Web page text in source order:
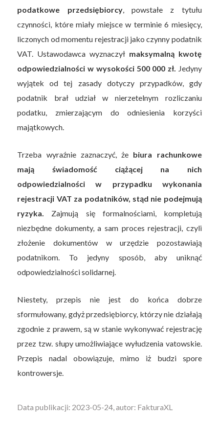
podatkowe przedsiębiorcy, powstałe z tytułu
czynności, które miały miejsce w terminie 6 miesięcy,
liczonych od momentu rejestracji jako czynny podatnik
VAT. Ustawodawca wyznaczył maksymalną kwotę
odpowiedzialności w wysokości 500 000 zł. Jedyny
wyjątek od tej zasady dotyczy przypadków, gdy
podatnik brał udział w nierzetelnym rozliczaniu
podatku, zmierzającym do odniesienia korzyści
majątkowych.
Trzeba wyraźnie zaznaczyć, że biura rachunkowe
mają świadomość ciążącej na nich
odpowiedzialności w przypadku wykonania
rejestracji VAT za podatników, stąd nie podejmują
ryzyka. Zajmują się formalnościami, kompletują
niezbędne dokumenty, a sam proces rejestracji, czyli
złożenie dokumentów w urzędzie pozostawiają
podatnikom. To jedyny sposób, aby uniknąć
odpowiedzialności solidarnej.
Niestety, przepis nie jest do końca dobrze
sformułowany, gdyż przedsiębiorcy, którzy nie działają
zgodnie z prawem, są w stanie wykonywać rejestrację
przez tzw. słupy umożliwiające wyłudzenia vatowskie.
Przepis nadal obowiązuje, mimo iż budzi spore
kontrowersje.
Data publikacji: 2023-05-24, autor: FakturaXL